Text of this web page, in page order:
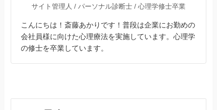
サイト管理人 / パーソナル診断士 / 心理学修士卒業
こんにちは！斎藤あかりです！普段は企業にお勤めの
会社員様に向けた心理療法を実施しています。心理学
の修士を卒業しています。